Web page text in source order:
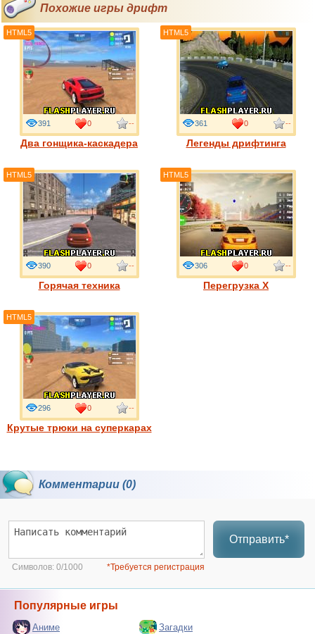
Похожие игры дрифт
Два гонщика-каскадера
391 0 --
HTML5
Легенды дрифтинга
361 0 --
HTML5
Горячая техника
390 0 --
HTML5
Перегрузка X
306 0 --
HTML5
Крутые трюки на суперкарах
296 0 --
HTML5
Комментарии (0)
Отправить*
Символов: 0/1000 *Требуется регистрация
Популярные игры
Аниме
Загадки